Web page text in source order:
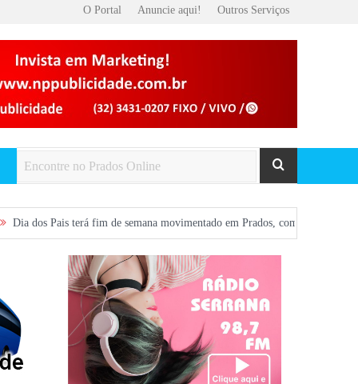
O Portal Anuncie aqui! Outros Serviços
terá fim de semana movimentado em Prados, com show gratuito na Praça